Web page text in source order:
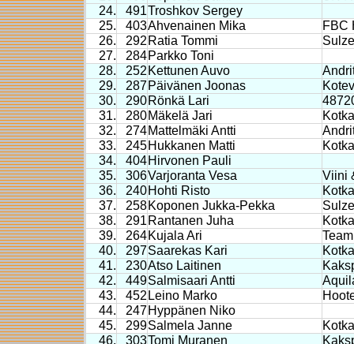
24.
491Troshkov Sergey
25.
403Ahvenainen Mika
FBC
26.
292 Ratia Tommi
27.
284Parkko Toni
28.
252 Kettunen Auvo
29.
287Päivänen Joonas
30.
290Rönkä Lari
31.
280Mäkelä Jari
32.
274Mattelmäki Antti
33.
245Hukkanen Matti
34.
404Hirvonen Pauli
35.
306Varjoranta Vesa
Viini
36.
240Hohti Risto
Kotka
37.
258Koponen Jukka-Pekka
38.
291 Rantanen Juha
39.
264Kujala Ari
40.
297Saarekas Kari
41.
230Atso Laitinen
42.
449Salmisaari Antti
43.
452 Leino Marko
44.
247Hyppänen Niko
45.
299Salmela Janne
46.
303Tomi Muranen